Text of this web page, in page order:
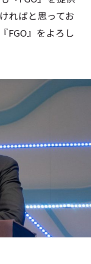
ればと思ってお
FGO』をよろし